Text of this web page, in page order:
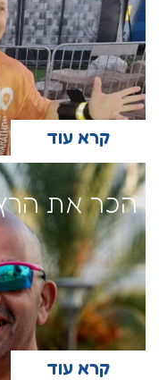
קרא עוד
הכר את הרץ
קרא עוד